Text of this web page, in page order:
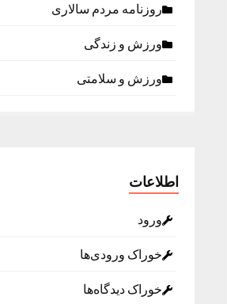
روزنامه مردم سالاری
ورزش و زندگی
ورزش و سلامتی
اطلاعات
ورود
خوراک ورودی‌ها
خوراک دیدگاه‌ها